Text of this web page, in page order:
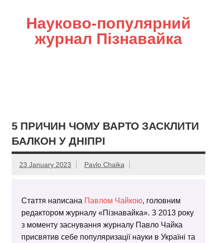
Науково-популярний
журнал Пізнавайка
5 ПРИЧИН ЧОМУ ВАРТО ЗАСКЛИТИ
БАЛКОН У ДНІПРІ
23 January 2023 Pavlo Chaika
Стаття написана Павлом Чайкою, головним
редактором журналу «Пізнавайка». З 2013 року
з моменту заснування журналу Павло Чайка
присвятив себе популяризації науки в Україні та